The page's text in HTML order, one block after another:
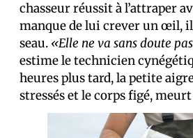
chasseur réussit à l’attraper
manque de lui crever un œil, il
seau. «Elle ne va sans doute
estime le technicien
heures plus tard, la petite
stressés et le corps figé,